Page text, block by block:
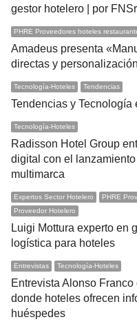
gestor hotelero | por
PHRE Proveedores hoteles
Amadeus presenta
directas y
Tecnología-Hoteles Tendencias
Tendencias y Tecnología
Tecnología-Hoteles
Radisson Hotel Group
digital con el
multimarca
Expertos Sector Hotelero
PHRE
Proveedor Hotelero
Luigi Mottura experto en
logística para hoteles
Entrevistas Tecnología-Hoteles
Entrevista Alonso
donde hoteles ofrecen
huéspedes